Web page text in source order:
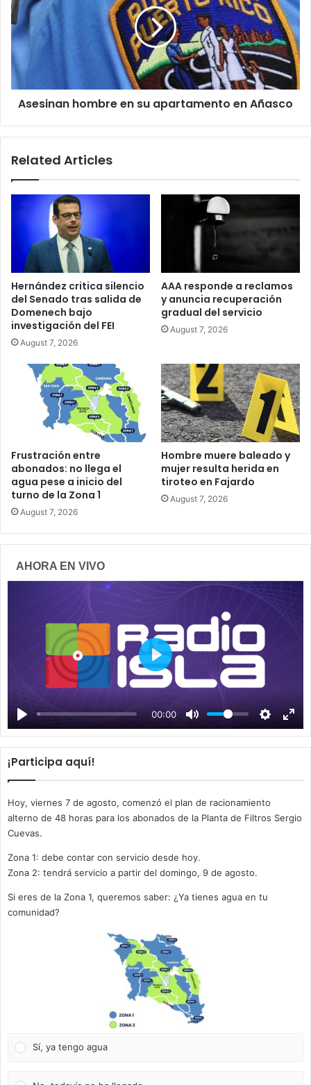
su
apartamento
en
Asesinan hombre en su apartamento en Añasco
Related Articles
Hernández critica silencio
del Senado tras salida de
Domenech bajo
investigación del FEI
August 7, 2026
AAA responde a reclamos
y anuncia recuperación
gradual del servicio
August 7, 2026
Frustración entre
abonados: no llega el
agua pese a inicio del
turno de la Zona 1
August 7, 2026
Hombre muere baleado y
mujer resulta herida en
tiroteo en Fajardo
August 7, 2026
AHORA EN VIVO
00:00
P
a
y
¡Participa aquí!
Hoy, viernes 7 de agosto, comenzó el plan de racionamiento
alterno de 48 horas para los abonados de la Planta de Filtros Sergio
Cuevas.
Zona 1: debe contar con servicio desde hoy.
Zona 2: tendrá servicio a partir del domingo, 9 de agosto.
Si eres de la Zona 1, queremos saber: ¿Ya tienes agua en tu
comunidad?
Sí, ya tengo agua